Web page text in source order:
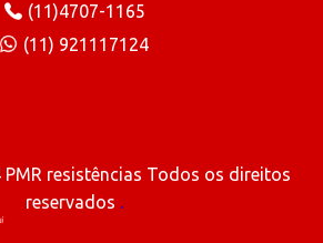
(11)4707-1165
(11) 921117124
resistências Todos os direitos
reservados .